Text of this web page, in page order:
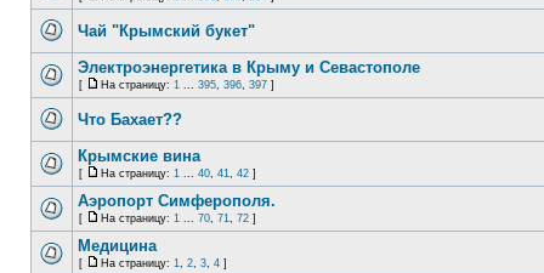
Чай "Крымский букет"
Электроэнергетика в Крыму и Севастополе
[ На страницу: 1 ... 395, 396, 397 ]
Что Бахает??
Крымские вина
[ На страницу: 1 ... 40, 41, 42 ]
Аэропорт Симферополя.
[ На страницу: 1 ... 70, 71, 72 ]
Медицина
[ На страницу: 1, 2, 3, 4 ]